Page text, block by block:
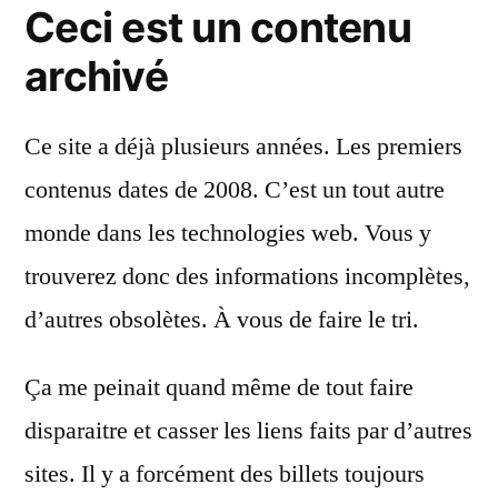
Ceci est un contenu
archivé
Ce site a déjà plusieurs années. Les premiers
contenus dates de 2008. C’est un tout autre
monde dans les technologies web. Vous y
trouverez donc des informations incomplètes,
d’autres obsolètes. À vous de faire le tri.
Ça me peinait quand même de tout faire
disparaitre et casser les liens faits par d’autres
sites. Il y a forcément des billets toujours